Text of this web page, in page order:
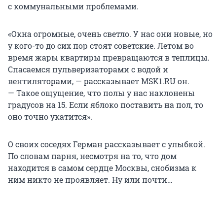
с коммунальными проблемами.
«Окна огромные, очень светло. У нас они новые, но
у кого-то до сих пор стоят советские. Летом во
время жары квартиры превращаются в теплицы.
Спасаемся пульверизаторами с водой и
вентиляторами, — рассказывает MSK1.RU он.
— Такое ощущение, что полы у нас наклонены
градусов на 15. Если яблоко поставить на пол, то
оно точно укатится».
О своих соседях Герман рассказывает с улыбкой.
По словам парня, несмотря на то, что дом
находится в самом сердце Москвы, снобизма к
ним никто не проявляет. Ну или почти…